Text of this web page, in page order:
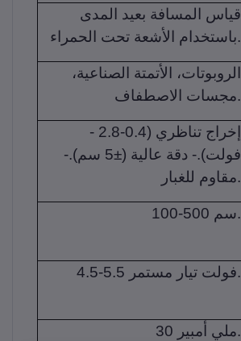
قياس المسافة بعيد المدى
باستخدام الأشعة تحت الحمراء.
الروبوتات، الأتمتة الصناعية،
مجسات الاصطفاف.
- إخراج تناظري (0.4-2.8
فولت).- دقة عالية (±5 سم).-
مقاوم للغبار.
100-500 سم.
4.5-5.5 فولت تيار مستمر.
30 ملي أمبير.